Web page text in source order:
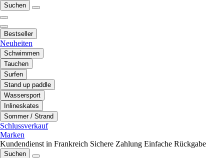
Suchen
Bestseller
Neuheiten
Schwimmen
Tauchen
Surfen
Stand up paddle
Wassersport
Inlineskates
Sommer / Strand
Schlussverkauf
Marken
Kundendienst in Frankreich Sichere Zahlung Einfache Rückgabe
Suchen